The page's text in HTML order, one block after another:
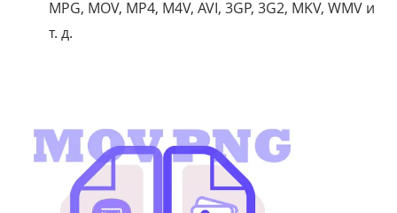
MPG, MOV, MP4, M4V, AVI, 3GP, 3G2, MKV, WMV и
т. д.